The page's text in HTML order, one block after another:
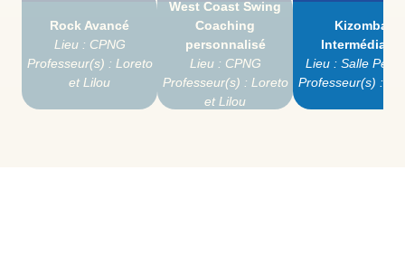
Rock Avancé
Lieu : CPNG
Professeur(s) : Loreto
et Lilou
West Coast Swing
Coaching
personnalisé
Lieu : CPNG
Professeur(s) : Loreto
et Lilou
Kizomba
Intermédiaire
Lieu : Salle
Professeur(s) :